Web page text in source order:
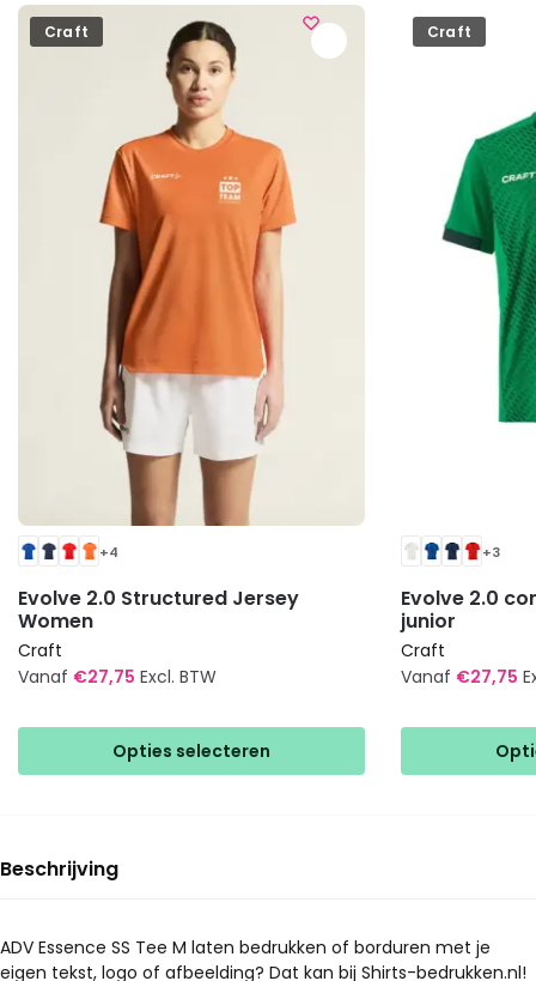
Craft
+4
Evolve 2.0 Structured Jersey
Women
Craft
Vanaf €27,75 Excl. BTW
Opties selecteren
heeft
Deze
gekozen
worden
Craft
+3
Evolve 2.0
junior
Craft
Vanaf €27,75
heeft
gekozen
worden
Beschrijving
ADV Essence SS Tee M laten bedrukken of borduren met je
eigen tekst, logo of afbeelding? Dat kan bij Shirts-bedrukken.nl!